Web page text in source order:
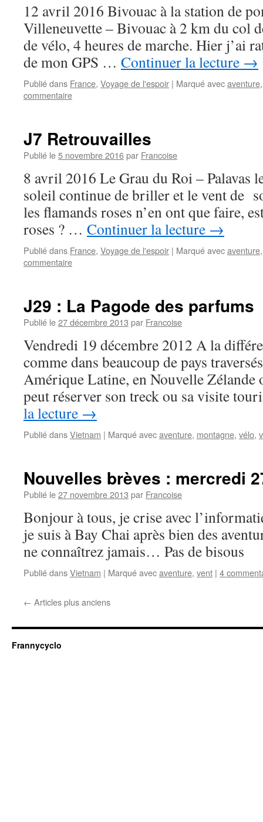
12 avril 2016 Bivouac à la station de
Villeneuvette – Bivouac à 2 km du col
de vélo, 4 heures de marche. Hier j’ai
de mon GPS … Continuer la lecture →
Publié dans France, Voyage de l'espoir | Marqué avecaventure
commentaire
J7 Retrouvailles
Publié le5 novembre 2016par Francoise
8 avril 2016 Le Grau du Roi – Palavas
soleil continue de briller et le vent de
les flamands roses n’en ont que faire,
roses ? … Continuer la lecture →
Publié dans France, Voyage de l'espoir | Marqué avecaventure
commentaire
J29 : La Pagode des parfums
Publié le27 décembre 2013 par Francoise
Vendredi 19 décembre 2012 A la
comme dans beaucoup de pays
Amérique Latine, en Nouvelle Zélande
peut réserver son treck ou sa visite
la lecture →
Publié dansVietnam | Marqué avecaventure, montagne, vélo,
Nouvelles brèves : mercredi
Publié le27 novembre 2013 par Francoise
Bonjour à tous, je crise avec
je suis à Bay Chai après bien des
ne connaîtrez jamais… Pas de bisous
Publié dansVietnam | Marqué avecaventure, vent | 4
← Articles plus anciens
Frannycyclo